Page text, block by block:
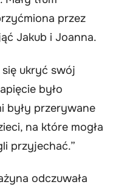
przez
Jakub i Joanna.
się ukryć swój
było
były przerywane
na które mogła
przyjechać.”
odczuwała